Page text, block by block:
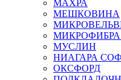
МАХРА
МЕШКОВИНА
МУСЛИН
НИАГАРА
ОКСФОРД